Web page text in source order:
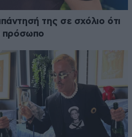
της σε σχόλιο ότι
πρόσωπο